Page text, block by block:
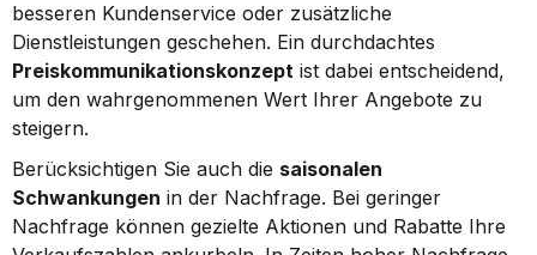
besseren Kundenservice oder zusätzliche
Preiskommunikationskonzept ist dabei entscheidend,
um den wahrgenommenen Wert Ihrer Angebote zu
steigern.
Berücksichtigen Sie auch die saisonalen
Schwankungen in der Nachfrage. Bei geringer
Nachfrage können gezielte Aktionen und Rabatte Ihre